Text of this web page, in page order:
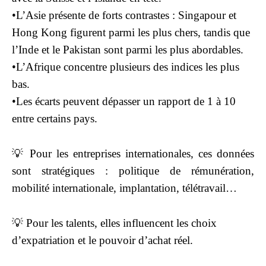
•L’Asie présente de forts contrastes : Singapour et
Hong Kong figurent parmi les plus chers, tandis que
l’Inde et le Pakistan sont parmi les plus abordables.
•L’Afrique concentre plusieurs des indices les plus
bas.
•Les écarts peuvent dépasser un rapport de 1 à 10
entre certains pays.
💡 Pour les entreprises internationales, ces données
sont stratégiques : politique de rémunération,
mobilité internationale, implantation, télétravail…
💡 Pour les talents, elles influencent les choix
d’expatriation et le pouvoir d’achat réel.